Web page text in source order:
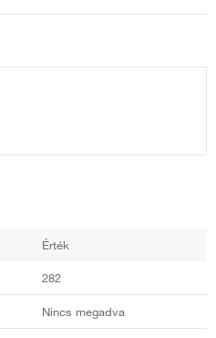
Érték
282
Nincs megadva